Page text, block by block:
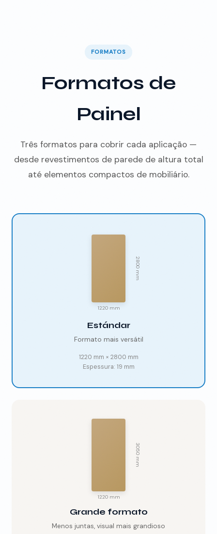
FORMATOS
Formatos de
Painel
Três formatos para cobrir cada aplicação —
desde revestimentos de parede de altura total
até elementos compactos de mobiliário.
1220 mm
2800 mm
Estándar
Formato mais versátil
1220 mm × 2800 mm
Espessura: 19 mm
1220 mm
3050 mm
Grande formato
Menos juntas, visual mais grandioso